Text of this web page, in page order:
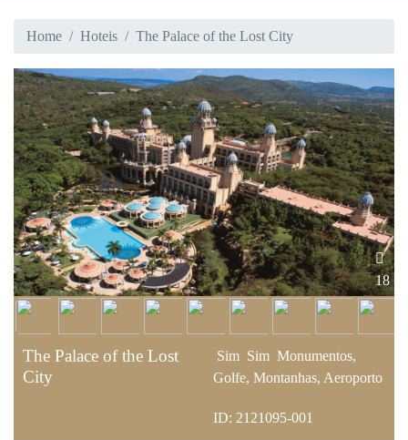
Home Hoteis The Palace of the Lost City
18
The Palace of the Lost
City
Sim Sim Monumentos,
Golfe, Montanhas, Aeroporto
ID: 2121095-001